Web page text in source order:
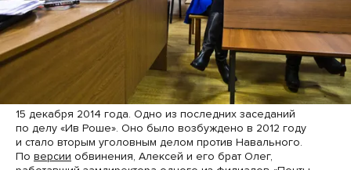
15 декабря 2014 года. Одно из последних заседаний
по делу «Ив Роше». Оно было возбуждено в 2012 году
и стало вторым уголовным делом против Навального.
По версии обвинения, Алексей и его брат Олег,